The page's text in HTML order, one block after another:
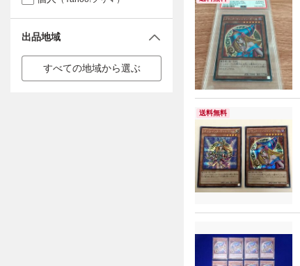
送料無料
出品地域
すべての地域から選ぶ